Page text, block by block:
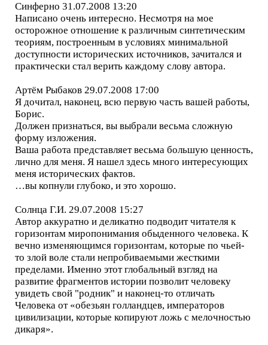
Синферно 31.07.2008 13:20
Написано очень интересно. Несмотря на мое
осторожное отношение к различным синтетическим
теориям, построенным в условиях минимальной
доступности исторических источников, зачитался и
практически стал верить каждому слову автора.
Артём Рыбаков 29.07.2008 17:00
Я дочитал, наконец, всю первую часть вашей работы,
Борис.
Должен признаться, вы выбрали весьма сложную
форму изложения.
Ваша работа представляет весьма большую ценность,
лично для меня. Я нашел здесь много интересующих
меня исторических фактов.
…вы копнули глубоко, и это хорошо.
Солнца Г.И. 29.07.2008 15:27
Автор аккуратно и деликатно подводит читателя к
горизонтам миропонимания обыденного человека. К
вечно изменяющимся горизонтам, которые по чьей-
то злой воле стали непробиваемыми жесткими
пределами. Именно этот глобальный взгляд на
развитие фрагментов истории позволит человеку
увидеть свой "родник" и наконец-то отличать
Человека от «обезьян голландцев, императоров
цивилизации, которые копируют ложь с мелочностью
дикаря».